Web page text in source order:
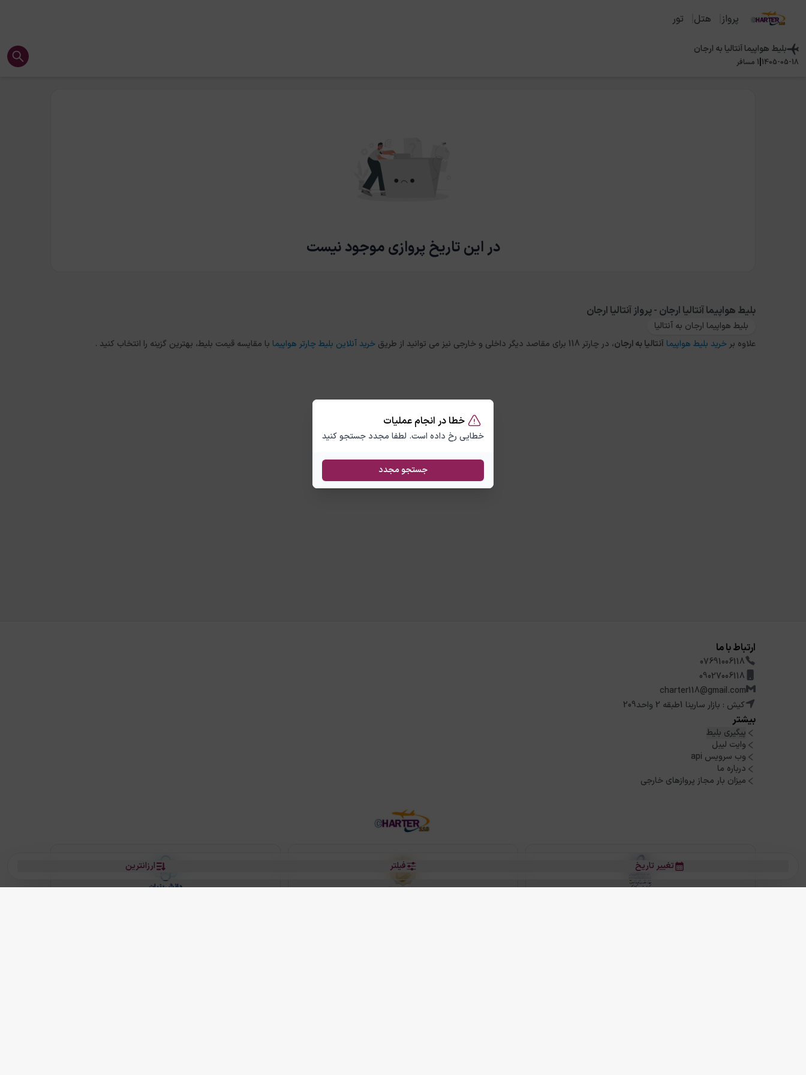
خطا در انجام عملیات
خطایی رخ داده است. لطفا مجدد جستجو کنید
جستجو مجدد
پرواز هتل تور
بلیط هواپیماآنتالیابه ارجان
1405-05-18
|
1 مسافر
در این تاریخ پروازی موجود نیست
ارزانترین فیلتر تغییر تاریخ
بلیط هواپیما آنتالیا ارجان - پرواز آنتالیا ارجان
بلیط هواپیما ارجان به آنتالیا
علاوه بر خرید بلیط هواپیما آنتالیابهارجان، در چارتر 118 برای مقاصد دیگر داخلی و خارجی نیز می توانید از طریق خرید آنلاین بلیط چارتر هواپیما با مقایسه قیمت بلیط، بهترین گزینه را انتخاب کنید .
ارتباط با ما
07691006118
09027006118
charter118@gmail.com
کیش : بازار سارینا 1طبقه 2 واحد209
بیشتر
پیگیری بلیط
وایت لیبل
وب سرویس api
درباره ما
میزان بار مجاز پروازهای خارجی